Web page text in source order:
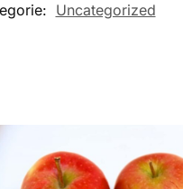
Uncategorized